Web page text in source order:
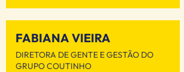
FABIANA VIEIRA
DIRETORA DE GENTE E GESTÃO DO
GRUPO COUTINHO